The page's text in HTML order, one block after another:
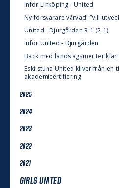
Inför Linköping - United
Ny försvarare värvad: ”Vill
United - Djurgården 3-1 (2-1)
Inför United - Djurgården
Back med landslagsmeriter
Eskilstuna United kliver från en
akademicertifiering
2025
2024
2023
2022
2021
GIRLS UNITED